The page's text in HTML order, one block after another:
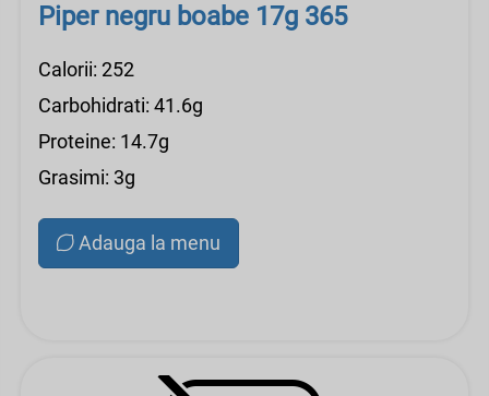
Piper negru boabe 17g 365
Calorii: 252
Carbohidrati: 41.6g
Proteine: 14.7g
Grasimi: 3g
Adauga la menu